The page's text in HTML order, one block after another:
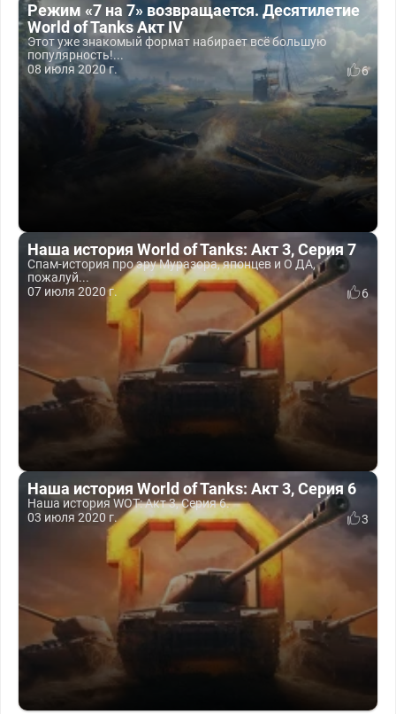
Режим «7 на 7» возвращается. Десятилетие
World of Tanks Акт IV
Этот уже знакомый формат набирает всё большую
популярность!...
08 июля 2020 г.
6
Наша история World of Tanks: Акт 3, Серия 7
Спам-история про эру Муразора, японцев и О ДА,
пожалуй...
07 июля 2020 г.
6
Наша история World of Tanks: Акт 3, Серия 6
Наша история WOT: Акт 3, Серия 6.
03 июля 2020 г.
3